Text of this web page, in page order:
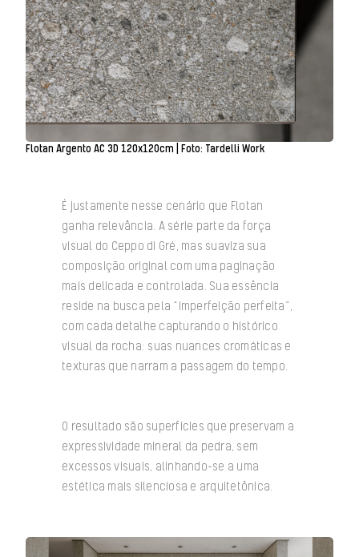
Flotan Argento AC 3D 120x120cm | Foto: Tardelli Work
É justamente nesse cenário que Flotan
ganha relevância. A série parte da força
visual do Ceppo di Gré, mas suaviza sua
composição original com uma paginação
mais delicada e controlada. Sua essência
reside na busca pela “imperfeição perfeita”,
com cada detalhe capturando o histórico
visual da rocha: suas nuances cromáticas e
texturas que narram a passagem do tempo.
O resultado são superfícies que preservam a
expressividade mineral da pedra, sem
excessos visuais, alinhando-se a uma
estética mais silenciosa e arquitetônica.